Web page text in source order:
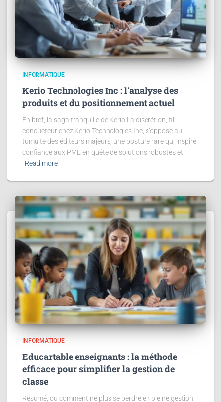
INFORMATIQUE
Kerio Technologies Inc : l’analyse des
produits et du positionnement actuel
En bref, la saga tranquille de Kerio La discrétion, fil
conducteur chez Kerio Technologies Inc, s’oppose au
tumulte des éditeurs majeurs, une posture rare qui inspire
confiance aux PME en quête de solutions robustes et
Read more
INFORMATIQUE
Educartable enseignants : la méthode
efficace pour simplifier la gestion de
classe
Résumé, ou comment ne plus se perdre en pleine gestion